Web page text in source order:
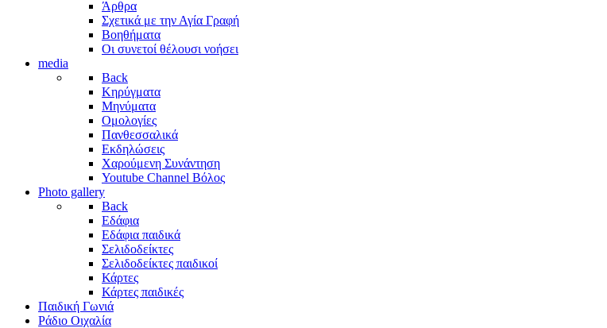
Άρθρα
Σχετικά με την Αγία Γραφή
Βοηθήματα
Οι συνετοί θέλουσι νοήσει
media
Back
Κηρύγματα
Μηνύματα
Ομολογίες
Πανθεσσαλικά
Εκδηλώσεις
Χαρούμενη Συνάντηση
Youtube Channel Βόλος
Photo gallery
Back
Εδάφια
Εδάφια παιδικά
Σελιδοδείκτες
Σελιδοδείκτες παιδικοί
Κάρτες
Κάρτες παιδικές
Παιδική Γωνιά
Ράδιο Οιχαλία